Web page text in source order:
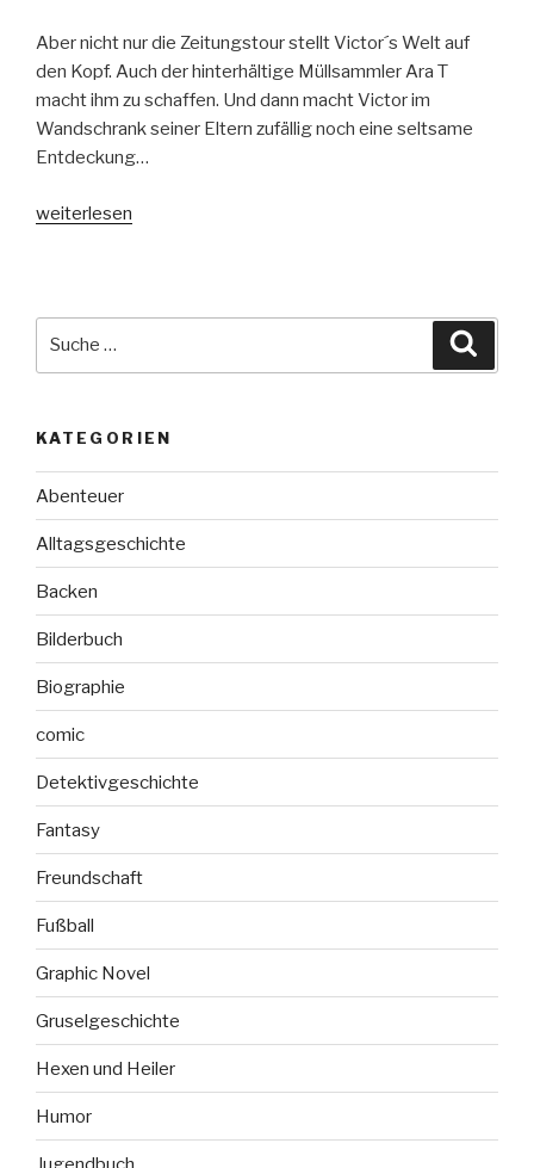
Aber nicht nur die Zeitungstour stellt Victor´s Welt auf
den Kopf. Auch der hinterhältige Müllsammler Ara T
macht ihm zu schaffen. Und dann macht Victor im
Wandschrank seiner Eltern zufällig noch eine seltsame
Entdeckung…
„Wörter
weiterlesen
KATEGORIEN
Abenteuer
Alltagsgeschichte
Backen
Bilderbuch
Biographie
comic
Detektivgeschichte
Fantasy
Freundschaft
Fußball
Graphic Novel
Gruselgeschichte
Hexen und Heiler
Humor